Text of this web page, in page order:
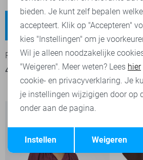
Red Button Jeans
40,00 79,99
Vero
25,00
Terug
bieden. Je kunt zelf bepalen
accepteert. Klik op "Accepteren"
kies "Instellingen" om je
Wil je alleen noodzakelijke
"Weigeren". Meer weten? Lees hier
cookie- en privacyverklaring. Je
je instellingen wijzigigen door op
onder aan de pagina.
Weigeren
Instellen